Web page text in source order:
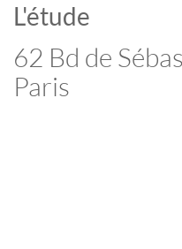
L'étude
62 Bd de
Paris